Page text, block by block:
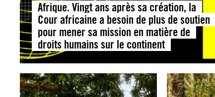
Afrique. Vingt ans après sa création, la
Cour africaine a besoin de plus de soutien
pour mener sa mission en matière de
droits humains sur le continent